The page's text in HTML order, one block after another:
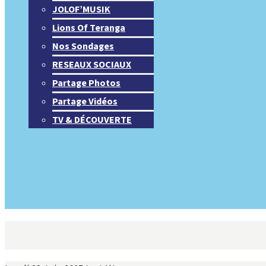
JOLOF’MUSIK
Lions Of Teranga
Nos Sondages
RESEAUX SOCIAUX
Partage Photos
Partage Vidéos
TV & DÉCOUVERTE